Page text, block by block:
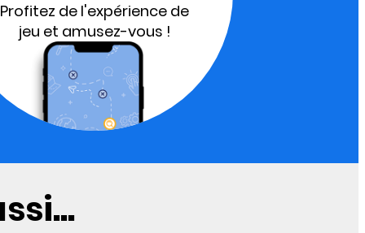
Profitez de l'expérience de
jeu et amusez-vous !